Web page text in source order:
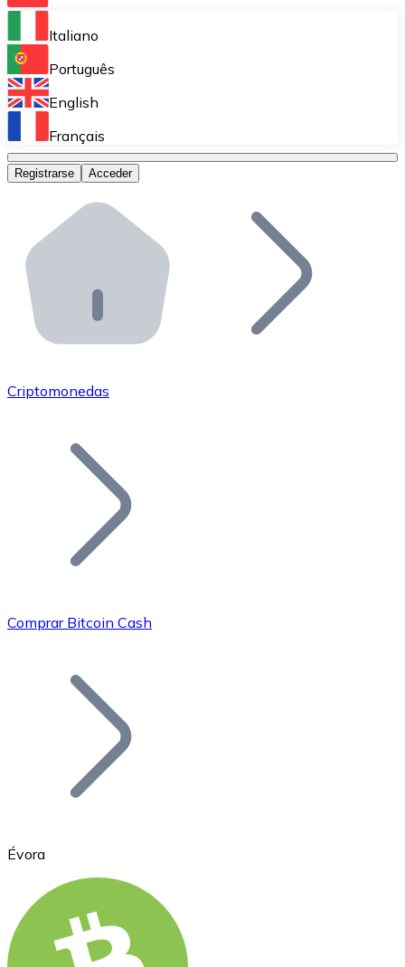
Bitnovo Ramp
Integra nuestra solución en tu plataforma.
Bitnovo Giftcards
Bitnovo OTC
Bitnovo ATM
Integra un ATM Bitnovo en tu negocio y permite que
Bitnovo API
Integra nuestra API en tu ecosistema.
Únete a nuestra red de distribuidores.
Añade tu proyecto a nuestro ecosistema.
Bitcoin
Ethereum
Italiano
Português
English
Français
Registrarse Acceder
Criptomonedas
Comprar Bitcoin Cash
Évora